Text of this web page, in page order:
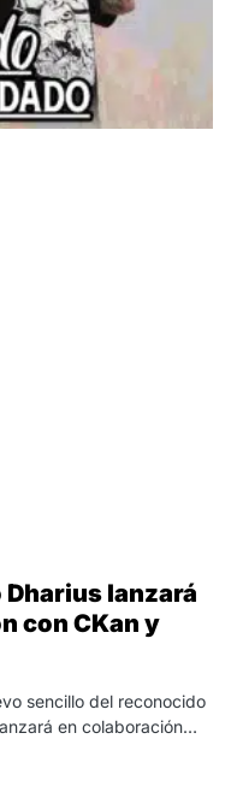
Dharius lanzará
con CKan y
sencillo del reconocido
en colaboración…